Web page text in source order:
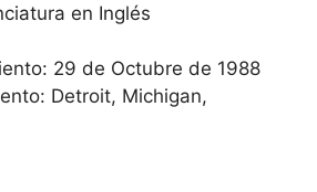
en Inglés
29 de Octubre de 1988
Detroit, Michigan,